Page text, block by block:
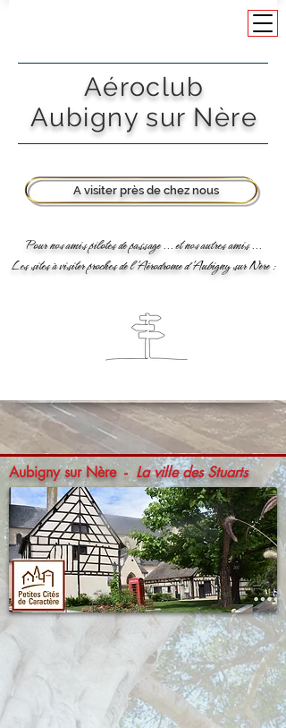
Aéroclub
Aubigny sur Nère
A visiter près de chez nous
Pour nos amis pilotes de passage ... et nos autres amis ...
Les sites à visiter proches de l'Aérodrome d'Aubigny sur Nère :
Aubigny sur Nère - La ville des Stuarts